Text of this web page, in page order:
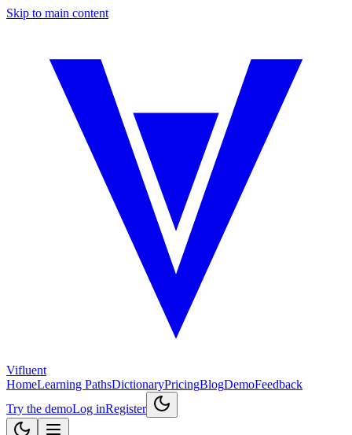
Skip to main content
Vifluent
HomeLearning PathsDictionaryPricingBlogDemoFeedback
Try the demoLog inRegister